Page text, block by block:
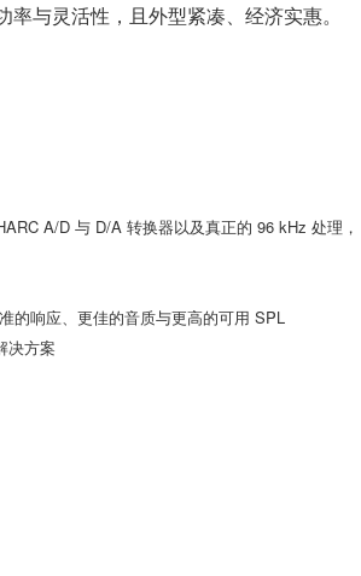
最常见问题
与灵活性，且外型紧凑、经济实惠。
A/D 与 D/A 转换器以及真正的 96 kHz 处理，
的响应、更佳的音质与更高的可用 SPL
决方案